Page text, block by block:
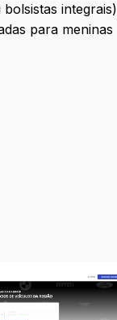
integrais)
para meninas